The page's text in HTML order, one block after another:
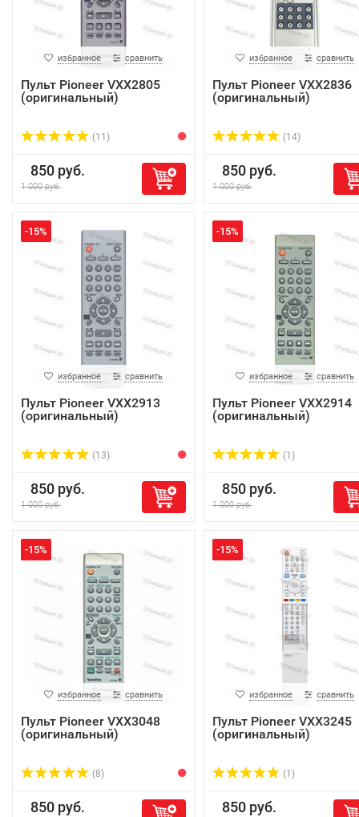
избранное сравнить
Пульт Pioneer VXX2805
(оригинальный)
(11)
850 руб.
1 000 руб.
избранное сравнить
Пульт Pioneer VXX2836
(оригинальный)
(14)
850 руб.
1 000 руб.
-15%
избранное сравнить
Пульт Pioneer VXX2913
(оригинальный)
(13)
850 руб.
1 000 руб.
-15%
избранное сравнить
Пульт Pioneer VXX2914
(оригинальный)
(1)
850 руб.
1 000 руб.
-15%
избранное сравнить
Пульт Pioneer VXX3048
(оригинальный)
(8)
850 руб.
-15%
избранное сравнить
Пульт Pioneer VXX3245
(оригинальный)
(1)
850 руб.